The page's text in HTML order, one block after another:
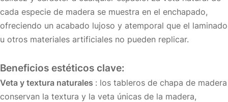
cada especie de madera se muestra en el enchapado,
ofreciendo un acabado lujoso y atemporal que el laminado
u otros materiales artificiales no pueden replicar.
Beneficios estéticos clave:
Veta y textura naturales : los tableros de chapa de madera
conservan la textura y la veta únicas de la madera,